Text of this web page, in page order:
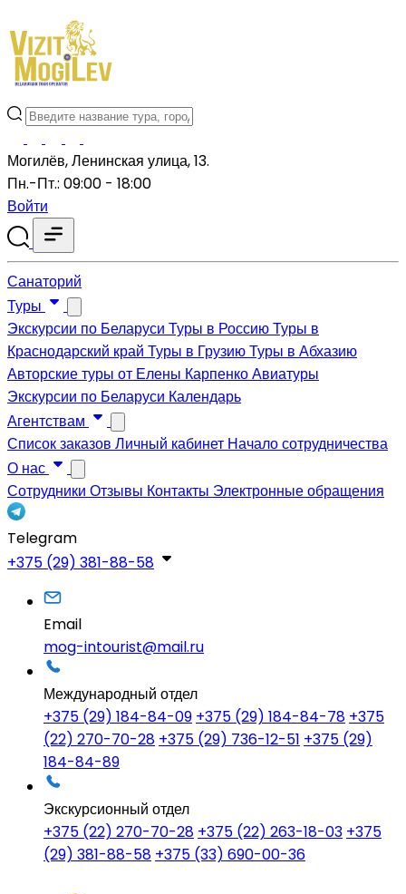
Могилёв, Ленинская улица, 13.
Пн.-Пт.: 09:00 - 18:00
Войти
Санаторий
Туры
Экскурсии по Беларуси Туры в РоссиюТуры в
Краснодарский край Туры в ГрузиюТуры в Абхазию
Авторские туры от Елены КарпенкоАвиатуры
Экскурсии по Беларуси Календарь
Агентствам
Список заказов Личный кабинет Начало сотрудничества
О нас
Сотрудники Отзывы Контакты Электронные обращения
Telegram
+375 (29) 381-88-58
Email
mog-intourist@mail.ru
Международный отдел
+375 (29) 184-84-09 +375 (29) 184-84-78 +375
(22) 270-70-28 +375 (29) 736-12-51 +375 (29)
184-84-89
Экскурсионный отдел
+375 (22) 270-70-28 +375 (22) 263-18-03 +375
(29) 381-88-58 +375 (33) 690-00-36